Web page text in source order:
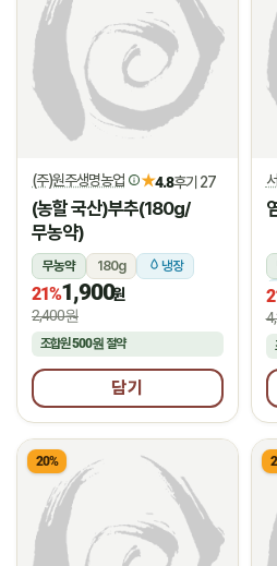
(주)원주생명농업 ★4.8후기 27
(농할 국산)부추(180g/
무농약)
무농약 180g 냉장
21%1,900원
2,400원
조합원500원 절약
담기
20%